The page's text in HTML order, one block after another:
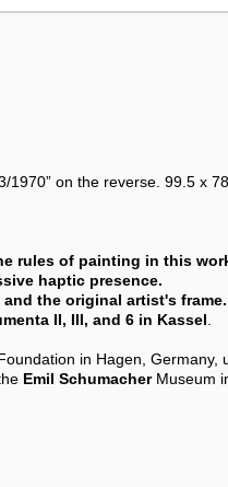
1970” on the reverse. 99.5 x
rules of painting in this
haptic presence.
the original artist's frame.
II, III, and 6 in Kassel.
in Hagen, Germany,
Emil SchumacherMuseum